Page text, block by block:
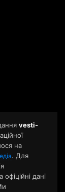
vesti-
на
. Для
офіційні дані